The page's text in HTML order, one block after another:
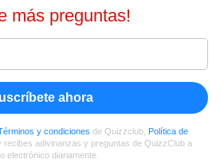
más preguntas!
ahora
y condiciones de Quizzclub, Política de
recibes adivinanzas y preguntas de QuizzClub a
electrónico diariamente.